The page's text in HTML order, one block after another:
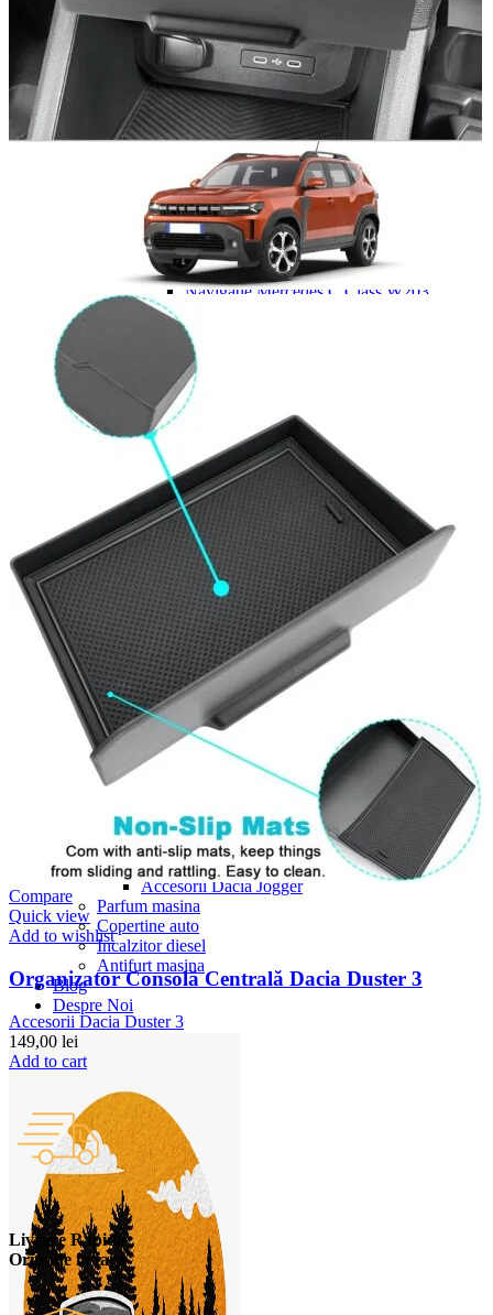
Navigatie Audi A5
Navigatie Audi A6 C5
Navigatie Audi A6 C6
Navigatie Audi A6 C7
Navigatie Audi Q5
Ford
Navigație Ford Fiesta
Navigație Ford Focus 1
Navigație Ford Focus 2
Navigație Ford Focus MK3
Navigație Ford Mondeo MK3
Navigație Ford Mondeo MK4
Navigație Ford Transit
Mercedes
Navigație Mercedes C Class W203
Navigație Mercedes W203
Navigație Mercedes W204
Navigație Mercedes W211
Navigație Mercedes Sprinter
Passat
Navigație Passat B5
Navigație Passat B5 5
Navigație Passat B6
Navigație Passat B7
Navigație Passat B8
Navigație Passat CC
Skoda
Navigație Skoda Fabia 1
Navigație Skoda Fabia 2
Navigație Skoda Octavia 1
Navigație Skoda Octavia 2
Navigație Skoda Octavia 3
Navigație Skoda Rapid
Navigație Skoda Superb 1
Navigație Skoda Superb 2
Navigație Toyota Avensis T25
Portbagaj Plafon Auto
Sub 350 Litri
Accesorii auto masina
Accesorii Dacia Duster 3
Accesorii Duster 2
Accesorii Dacia Jogger
Parfum masina
Copertine auto
Incalzitor diesel
Antifurt masina
Blog
Despre Noi
Compare
Quick view
Add to wishlist
Organizator Consolă Centrală Dacia Duster 3
Accesorii Dacia Duster 3
149,00 lei
Add to cart
Livrare Rapida
Oriunde in tara